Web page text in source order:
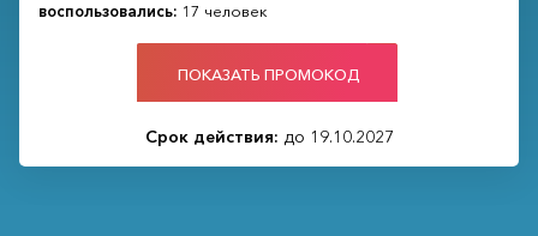
воспользовались: 17 человек
ПОКАЗАТЬ ПРОМОКОД
Срок действия: до 19.10.2027